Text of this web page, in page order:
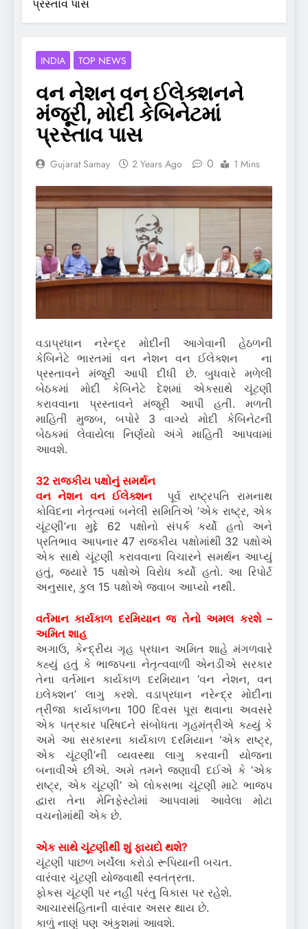
પ્રસ્તાવ પાસ
INDIA TOP NEWS
વન નેશન વન ઈલેક્શનને
મંજૂરી, મોદી કેબિનેટમાં
પ્રસ્તાવ પાસ
Gujarat Samay 2 Years Ago 0 1 Mins
વડાપ્રધાન નરેન્દ્ર મોદીની આગેવાની હેઠળની
કેબિનેટે ભારતમાં વન નેશન વન ઈલેક્શન ના
પ્રસ્તાવને મંજૂરી આપી દીધી છે. બુધવારે મળેલી
બેઠકમાં મોદી કેબિનેટે દેશમાં એકસાથે ચૂંટણી
કરાવવાના પ્રસ્તાવને મંજૂરી આપી હતી. મળતી
માહિતી મુજબ, બપોરે 3 વાગ્યે મોદી કેબિનેટની
બેઠકમાં લેવાયેલા નિર્ણયો અંગે માહિતી આપવામાં
આવશે.
32 રાજકીય પક્ષોનું સમર્થન
વન નેશન વન ઈલેક્શન
પૂર્વ રાષ્ટ્રપતિ રામનાથ
કોવિંદના નેતૃત્વમાં બનેલી સમિતિએ ‘એક રાષ્ટ્ર, એક
ચૂંટણી’ના મુદ્દે 62 પક્ષોનો સંપર્ક કર્યો હતો અને
પ્રતિભાવ આપનાર 47 રાજકીય પક્ષોમાંથી 32 પક્ષોએ
એક સાથે ચૂંટણી કરાવવાના વિચારને સમર્થન આપ્યું
હતું, જ્યારે 15 પક્ષોએ વિરોધ કર્યો હતો. આ રિપોર્ટ
અનુસાર, કુલ 15 પક્ષોએ જવાબ આપ્યો નથી.
વર્તમાન કાર્યકાળ દરમિયાન જ તેનો અમલ કરશે –
અમિત શાહ
અગાઉ, કેન્દ્રીય ગૃહ પ્રધાન અમિત શાહે મંગળવારે
કહ્યું હતું કે ભાજપના નેતૃત્વવાળી એનડીએ સરકાર
તેના વર્તમાન કાર્યકાળ દરમિયાન ‘વન નેશન, વન
ઇલેક્શન’ લાગુ કરશે. વડાપ્રધાન નરેન્દ્ર મોદીના
ત્રીજા કાર્યકાળના 100 દિવસ પૂરા થવાના અવસરે
એક પત્રકાર પરિષદને સંબોધતા ગૃહમંત્રીએ કહ્યું કે
અમે આ સરકારના કાર્યકાળ દરમિયાન ‘એક રાષ્ટ્ર,
એક ચૂંટણી’ની વ્યવસ્થા લાગુ કરવાની યોજના
બનાવીએ છીએ. અમે તમને જણાવી દઈએ કે ‘એક
રાષ્ટ્ર, એક ચૂંટણી’ એ લોકસભા ચૂંટણી માટે ભાજપ
દ્વારા તેના મેનિફેસ્ટોમાં આપવામાં આવેલા મોટા
વચનોમાંથી એક છે.
એક સાથે ચૂંટણીથી શું ફાયદો થશે?
ચૂંટણી પાછળ ખર્ચેલા કરોડો રૂપિયાની બચત.
વારંવાર ચૂંટણી યોજવાથી સ્વતંત્રતા.
ફોકસ ચૂંટણી પર નહીં પરંતુ વિકાસ પર રહેશે.
આચારસંહિતાની વારંવાર અસર થાય છે.
કાળું નાણું પણ અંકુશમાં આવશે.